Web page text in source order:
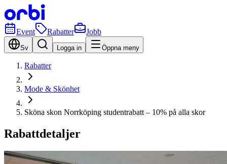
Event Rabatter Jobb
Sv Logga in Öppna meny
Rabatter
Mode & Skönhet
Sköna skon Norrköping studentrabatt – 10% på alla skor
Rabattdetaljer